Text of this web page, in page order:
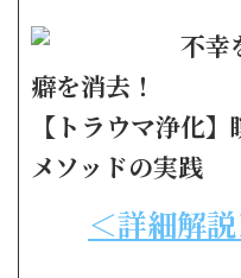
不幸
癖を消去！
【トラウマ浄化】
メソッドの実践
＜詳細解